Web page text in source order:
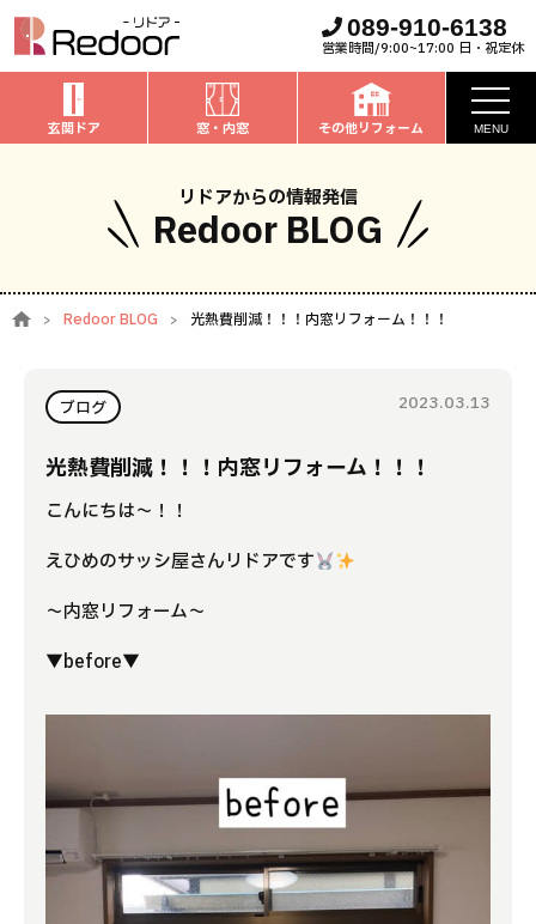
089-910-6138
営業時間/9:00~17:00 日・祝定休
玄関ドア 窓・内窓 その他リフォーム MENU
私たちについて
取扱商品
玄関ドアのリフォーム
お家全般のリフォーム
施工事例
お客様の声
ブログ
リドアからの情報発信
Redoor BLOG
Redoor BLOG 光熱費削減！！！内窓リフォーム！！！
ブログ 2023.03.13
光熱費削減！！！内窓リフォーム！！！
こんにちは～！！
えひめのサッシ屋さんリドアです
～内窓リフォーム～
▼before▼